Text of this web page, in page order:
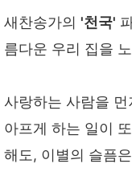
새찬송가의 '천국'
름다운 우리 집을
사랑하는 사람을
아프게 하는 일이
해도, 이별의 슬픔